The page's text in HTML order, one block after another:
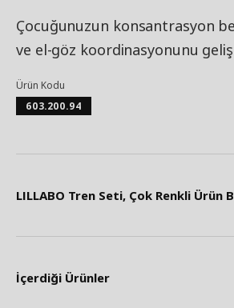
Çocuğunuzun konsantrasyon
ve el-göz koordinasyonunu
Ürün Kodu
603.200.94
LILLABO Tren Seti, Çok Renkli Ürün
İçerdiği Ürünler